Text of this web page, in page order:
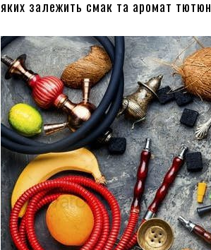
яких залежить смак та аромат